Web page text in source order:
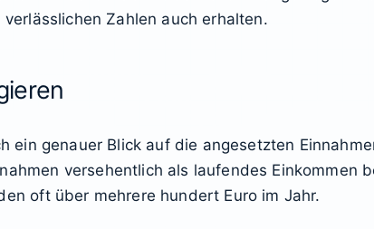
Zahlen auch erhalten.
ein genauer Blick auf die angesetzten
versehentlich als laufendes Einkommen
oft über mehrere hundert Euro im Jahr.